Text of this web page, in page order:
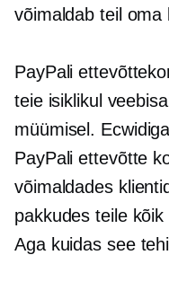
võimaldab teil oma
PayPali
teie isiklikul
müümisel.
PayPali ettevõtte
võimaldades
pakkudes teile
Aga kuidas see